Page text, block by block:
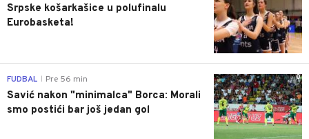
Srpske košarkašice u polufinalu
Eurobasketa!
0
FUDBAL Pre 56 min
Savić nakon "minimalca" Borca: Morali
smo postići bar još jedan gol